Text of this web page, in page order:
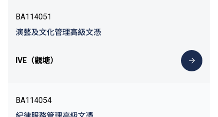
BA114051
演藝及文化管理高級文憑
IVE（觀塘）
BA114054